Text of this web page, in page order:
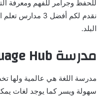
للحفظ وجرامر للفهم ومعرفة
نقدم لكم أفضل 3
البلد.
مدرسة The Language Hub
مدرسة اللغة هي عالمية ولها
سهولة ويسر كما يوجد لغات